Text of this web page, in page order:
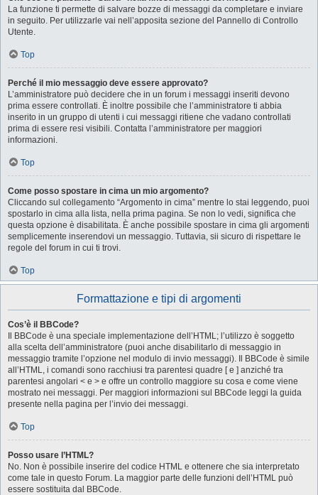
La funzione ti permette di salvare bozze di messaggi da completare e inviare
in seguito. Per utilizzarle vai nell’apposita sezione del Pannello di Controllo
Utente.
Top
Perché il mio messaggio deve essere approvato?
L’amministratore può decidere che in un forum i messaggi inseriti devono
prima essere controllati. È inoltre possibile che l’amministratore ti abbia
inserito in un gruppo di utenti i cui messaggi ritiene che vadano controllati
prima di essere resi visibili. Contatta l’amministratore per maggiori
informazioni.
Top
Come posso spostare in cima un mio argomento?
Cliccando sul collegamento “Argomento in cima” mentre lo stai leggendo, puoi
spostarlo in cima alla lista, nella prima pagina. Se non lo vedi, significa che
questa opzione è disabilitata. È anche possibile spostare in cima gli argomenti
semplicemente inserendovi un messaggio. Tuttavia, sii sicuro di rispettare le
regole del forum in cui ti trovi.
Top
Formattazione e tipi di argomenti
Cos’è il BBCode?
Il BBCode è una speciale implementazione dell’HTML; l’utilizzo è soggetto
alla scelta dell’amministratore (puoi anche disabilitarlo di messaggio in
messaggio tramite l’opzione nel modulo di invio messaggi). Il BBCode è simile
all’HTML, i comandi sono racchiusi tra parentesi quadre [ e ] anziché tra
parentesi angolari < e > e offre un controllo maggiore su cosa e come viene
mostrato nei messaggi. Per maggiori informazioni sul BBCode leggi la guida
presente nella pagina per l’invio dei messaggi.
Top
Posso usare l’HTML?
No. Non è possibile inserire del codice HTML e ottenere che sia interpretato
come tale in questo Forum. La maggior parte delle funzioni dell’HTML può
essere sostituita dal BBCode.